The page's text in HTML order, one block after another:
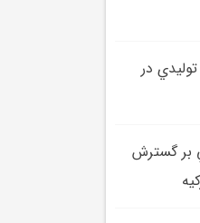
در
بر گسترش